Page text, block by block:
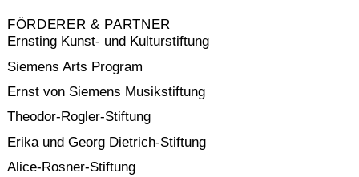
FÖRDERER & PARTNER
Ernsting Kunst- und Kulturstiftung
Siemens Arts Program
Ernst von Siemens Musikstiftung
Theodor-Rogler-Stiftung
Erika und Georg Dietrich-Stiftung
Alice-Rosner-Stiftung